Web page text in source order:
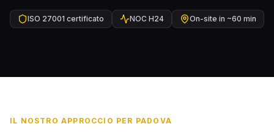
ISO 27001 certificato NOC H24 On-site in ~60 min
IL NOSTRO APPROCCIO PER PADOVA